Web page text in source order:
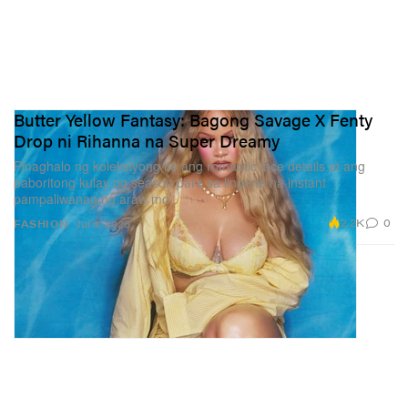
FASHION
Butter Yellow Fantasy: Bagong Savage X Fenty
Drop ni Rihanna na Super Dreamy
Pinaghalo ng koleksiyong ito ang romantic lace details at ang
paboritong kulay ng season para sa lingerie na instant
pampaliwanag ng araw mo.
Jul 3, 2026 2.2K 0